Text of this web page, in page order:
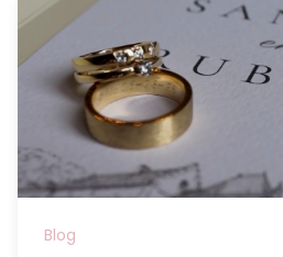
Blog